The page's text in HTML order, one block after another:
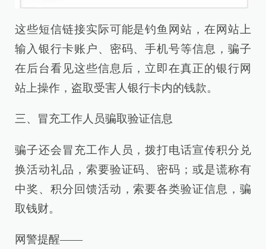
这些短信链接实际可能是钓鱼网站，在网站上
输入银行卡账户、密码、手机号等信息，骗子
在后台看见这些信息后，立即在真正的银行网
站上操作，盗取受害人银行卡内的钱款。
三、冒充工作人员骗取验证信息
骗子还会冒充工作人员，拨打电话宣传积分兑
换活动礼品，索要验证码、密码；或是谎称有
中奖、积分回馈活动，索要各类验证信息，骗
取钱财。
网警提醒——